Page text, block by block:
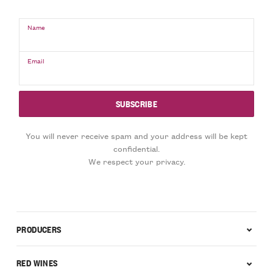
Name
Email
You will never receive spam and your address will be kept
confidential.
We respect your privacy.
PRODUCERS
RED WINES